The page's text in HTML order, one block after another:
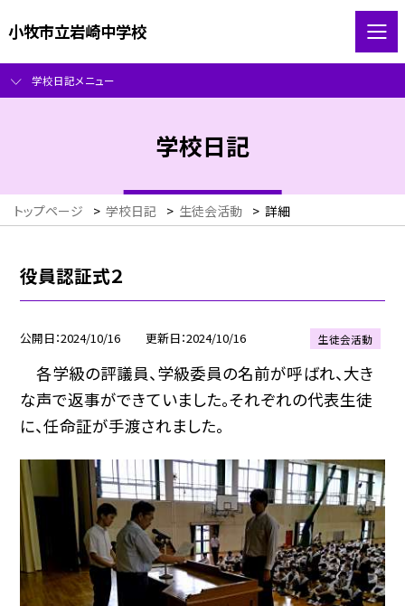
小牧市立岩崎中学校
学校日記メニュー
学校日記
トップページ > 学校日記 > 生徒会活動 > 詳細
役員認証式２
公開日 2024/10/16 更新日 2024/10/16 生徒会活動
各学級の評議員、学級委員の名前が呼ばれ、大き
な声で返事ができていました。それぞれの代表生徒
に、任命証が手渡されました。